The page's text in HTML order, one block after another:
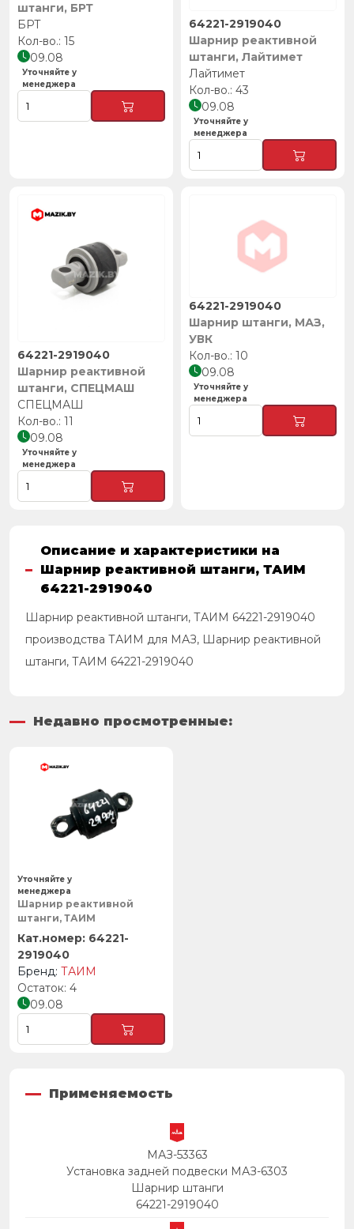
штанги, БРТ
БРТ
15
09.08
Уточняйте у
менеджера
Шарнир реактивной
штанги, Лайтимет
64221-2919040
Лайтимет
43
09.08
Уточняйте у
менеджера
Шарнир реактивной
штанги, СПЕЦМАШ
64221-2919040
СПЕЦМАШ
11
09.08
Уточняйте у
менеджера
Шарнир штанги, МАЗ,
УВК
64221-2919040
10
09.08
Уточняйте у
менеджера
Описание и характеристики на
Шарнир реактивной штанги, ТАИМ
64221-2919040
Шарнир реактивной штанги, ТАИМ 64221-2919040
производства ТАИМ для МАЗ, Шарнир реактивной
штанги, ТАИМ 64221-2919040
Недавно просмотренные:
Шарнир реактивной
штанги, ТАИМ
64221-
2919040
ТАИМ
4
09.08
Уточняйте у
менеджера
Применяемость
МАЗ-53363
Установка задней подвески МАЗ-6303
Шарнир штанги
64221-2919040